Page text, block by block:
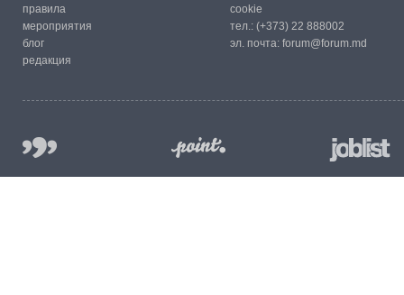
правила
мероприятия
блог
редакция
cookie
тел.: (+373) 22 888002
эл. почта: forum@forum.md